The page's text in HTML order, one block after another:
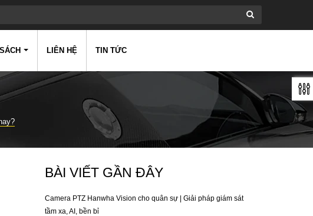
LIÊN HỆ TIN TỨC
BÀI VIẾT GẦN ĐÂY
Camera PTZ Hanwha Vision cho quân sự | Giải pháp giám sát
tầm xa, AI, bền bỉ